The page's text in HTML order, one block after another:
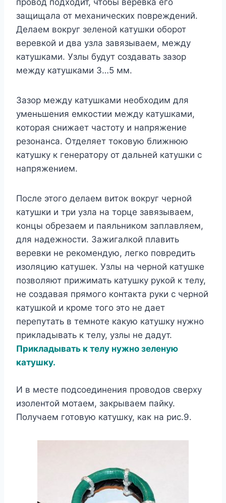
защищала от механических повреждений.
Делаем вокруг зеленой катушки оборот
веревкой и два узла завязываем, между
катушками. Узлы будут создавать зазор
между катушками 3…5 мм.
Зазор между катушками необходим для
уменьшения емкостии между катушками,
которая снижает частоту и напряжение
резонанса. Отделяет токовую ближнюю
катушку к генератору от дальней катушки с
напряжением.
После этого делаем виток вокруг черной
катушки и три узла на торце завязываем,
концы обрезаем и паяльником заплавляем,
для надежности. Зажигалкой плавить
веревки не рекомендую, легко повредить
изоляцию катушек. Узлы на черной катушке
позволяют прижимать катушку рукой к телу,
не создавая прямого контакта руки с черной
катушкой и кроме того это не дает
перепутать в темноте какую катушку нужно
прикладывать к телу, узлы не дадут.
Прикладывать к телу нужно зеленую
катушку.
И в месте подсоединения проводов сверху
изолентой мотаем, закрываем пайку.
Получаем готовую катушку, как на рис.9.